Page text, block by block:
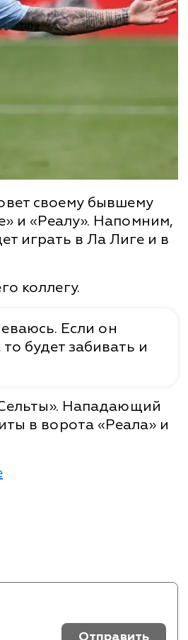
своему бывшему
и «Реалу». Напомним,
играть в Ла Лиге и в
коллегу.
Если он
будет забивать и
Нападающий
в ворота «Реала» и
Отправить